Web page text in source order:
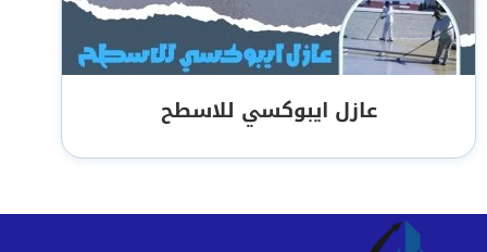
عازل ايبوكسي للاسطح